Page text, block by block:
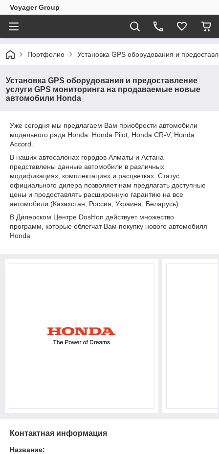
Voyager Group
Портфолио Установка GPS оборудования и
Установка GPS оборудования и предоставление
услуги GPS мониторинга на продаваемые новые
автомобили Honda
Уже сегодня мы предлагаем Вам приобрести автомобили
модельного ряда Honda: Honda Pilot, Honda CR-V, Honda
Accord.
В наших автосалонах городов Алматы и Астана
представлены данные автомобили в различных
модификациях, комплектациях и расцветках. Статус
официального дилера позволяет нам предлагать доступные
цены и предоставлять расширенную гарантию на все
автомобили (Казахстан, Россия, Украина, Беларусь).
В Дилерском Центре DosHon действует множество
программ, которые облегчат Вам покупку нового автомобиля
Honda
Контактная информация
Название: